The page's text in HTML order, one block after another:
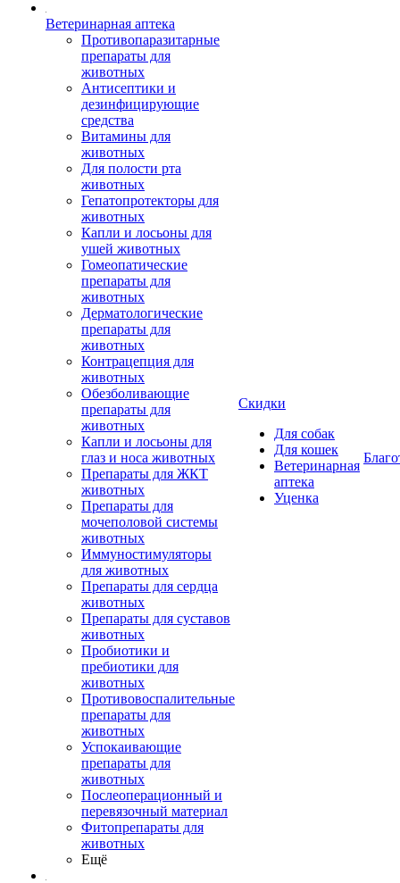
Ветеринарная аптека
Противопаразитарные
препараты для
животных
Антисептики и
дезинфицирующие
средства
Витамины для
животных
Для полости рта
животных
Гепатопротекторы для
животных
Капли и лосьоны для
ушей животных
Гомеопатические
препараты для
животных
Дерматологические
препараты для
животных
Контрацепция для
животных
Обезболивающие
препараты для
животных
Капли и лосьоны для
глаз и носа животных
Препараты для ЖКТ
животных
Препараты для
мочеполовой системы
животных
Иммуностимуляторы
для животных
Препараты для сердца
животных
Препараты для суставов
животных
Пробиотики и
пребиотики для
животных
Противовоспалительные
препараты для
животных
Успокаивающие
препараты для
животных
Послеоперационный и
перевязочный материал
Фитопрепараты для
животных
Ещё
Скидки
Для собак
Для кошек
Ветеринарная
аптека
Уценка